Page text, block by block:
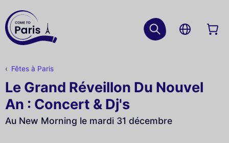
Fêtes à Paris
Le Grand Réveillon Du Nouvel
An : Concert & Dj's
Au New Morning le mardi 31 décembre